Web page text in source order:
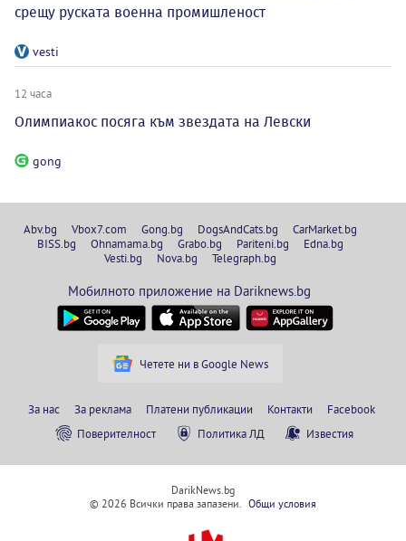
срещу руската военна промишленост
vesti
12 часа
Олимпиакос посяга към звездата на Левски
gong
Abv.bg Vbox7.com Gong.bg DogsAndCats.bg
CarMarket.bg
BISS.bg
Ohnamama.bg Grabo.bg Pariteni.bg
Edna.bg
Vesti.bg
Nova.bg Telegraph.bg
Мобилното приложение на Dariknews.bg
Четете ни в Google News
За нас За реклама Платени публикации Контакти
Facebook
Поверителност
Политика ЛД Известия
DarikNews.bg
© 2026 Всички права запазени. Общи условия